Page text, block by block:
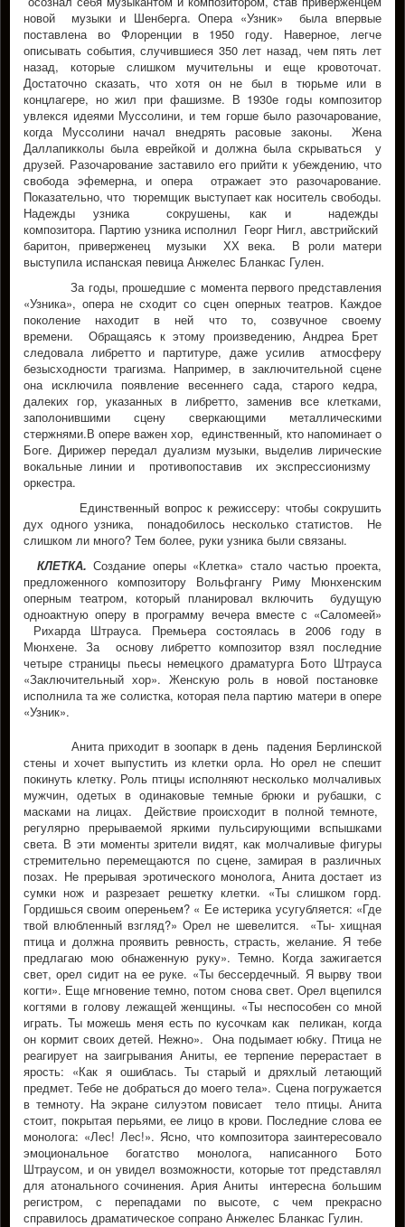
новой музыки и Шенберга. Опера «Узник» была впервые
поставлена во Флоренции в 1950 году. Наверное, легче
описывать события, случившиеся 350 лет назад, чем пять лет
назад, которые слишком мучительны и еще кровоточат.
Достаточно сказать, что хотя он не был в тюрьме или в
концлагере, но жил при фашизме. В 1930е годы композитор
увлекся идеями Муссолини, и тем горше было разочарование,
когда Муссолини начал внедрять расовые законы. Жена
Даллапикколы была еврейкой и должна была скрываться у
друзей. Разочарование заставило его прийти к убеждению, что
свобода эфемерна, и опера отражает это разочарование.
Показательно, что тюремщик выступает как носитель свободы.
Надежды узника сокрушены, как и надежды
композитора. Партию узника исполнил Георг Нигл, австрийский
баритон, приверженец музыки ХХ века. В роли матери
выступила испанская певица Анжелес Бланкас Гулен.
За годы, прошедшие с момента первого представления
«Узника», опера не сходит со сцен оперных театров. Каждое
поколение находит в ней что то, созвучное своему
времени. Обращаясь к этому произведению, Андреа Брет
следовала либретто и партитуре, даже усилив атмосферу
безысходности трагизма. Например, в заключительной сцене
она исключила появление весеннего сада, старого кедра,
далеких гор, указанных в либретто, заменив все клетками,
заполонившими сцену сверкающими металлическими
стержнями.В опере важен хор, единственный, кто напоминает о
Боге. Дирижер передал дуализм музыки, выделив лирические
вокальные линии и противопоставив их экспрессионизму
оркестра.
Единственный вопрос к режиссеру: чтобы сокрушить
дух одного узника, понадобилось несколько статистов. Не
слишком ли много? Тем более, руки узника были связаны.
КЛЕТКА.Создание оперы «Клетка» стало частью проекта,
предложенного композитору Вольфгангу Риму Мюнхенским
оперным театром, который планировал включить будущую
одноактную оперу в программу вечера вместе с «Саломеей»
Рихарда Штрауса. Премьера состоялась в 2006 году в
Мюнхене. За основу либретто композитор взял последние
четыре страницы пьесы немецкого драматурга Бото Штрауса
«Заключительный хор». Женскую роль в новой постановке
исполнила та же солистка, которая пела партию матери в опере
«Узник».
Анита приходит в зоопарк в день падения Берлинской
стены и хочет выпустить из клетки орла. Но орел не спешит
покинуть клетку. Роль птицы исполняют несколько молчаливых
мужчин, одетых в одинаковые темные брюки и рубашки, с
масками на лицах. Действие происходит в полной темноте,
регулярно прерываемой яркими пульсирующими вспышками
света. В эти моменты зрители видят, как молчаливые фигуры
стремительно перемещаются по сцене, замирая в различных
позах. Не прерывая эротического монолога, Анита достает из
сумки нож и разрезает решетку клетки. «Ты слишком горд.
Гордишься своим опереньем? « Ее истерика усугубляется: «Где
твой влюбленный взгляд?» Орел не шевелится. «Ты- хищная
птица и должна проявить ревность, страсть, желание. Я тебе
предлагаю мою обнаженную руку». Темно. Когда зажигается
свет, орел сидит на ее руке. «Ты бессердечный. Я вырву твои
когти». Еще мгновение темно, потом снова свет. Орел вцепился
когтями в голову лежащей женщины. «Ты неспособен со мной
играть. Ты можешь меня есть по кусочкам как пеликан, когда
он кормит своих детей. Нежно». Она подымает юбку. Птица не
реагирует на заигрывания Аниты, ее терпение перерастает в
ярость: «Как я ошиблась. Ты старый и дряхлый летающий
предмет. Тебе не добраться до моего тела». Сцена погружается
в темноту. На экране силуэтом повисает тело птицы. Анита
стоит, покрытая перьями, ее лицо в крови. Последние слова ее
монолога: «Лес! Лес!». Ясно, что композитора заинтересовало
эмоциональное богатство монолога, написанного Бото
Штраусом, и он увидел возможности, которые тот представлял
для атонального сочинения. Ария Аниты интересна большим
регистром, с перепадами по высоте, с чем прекрасно
справилось драматическое сопрано Анжелес Бланкас Гулин.